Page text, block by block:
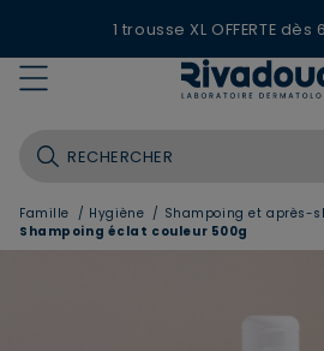
1 trousse XL OFFERTE dès
Famille / Hygiène / Shampoing et après-
Shampoing éclat couleur 500g